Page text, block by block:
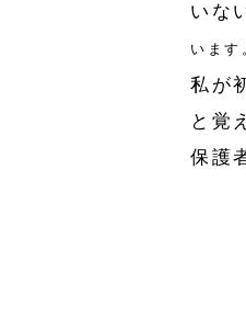
いな
います
私が
と覚
保護